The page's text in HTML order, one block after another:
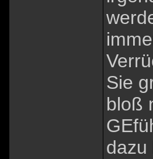
Sie
bloß
dazu